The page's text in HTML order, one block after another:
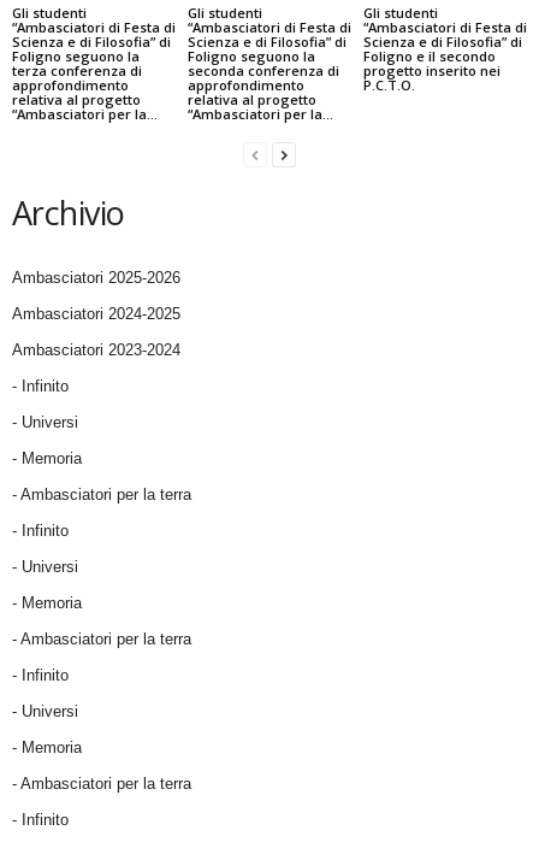
Gli studenti
“Ambasciatori di Festa di
Scienza e di Filosofia” di
Foligno seguono la
terza conferenza di
approfondimento
relativa al progetto
“Ambasciatori per la...
Gli studenti
“Ambasciatori di Festa di
Scienza e di Filosofia” di
Foligno seguono la
seconda conferenza di
approfondimento
relativa al progetto
“Ambasciatori per la...
Gli studenti
“Ambasciatori di Festa di
Scienza e di Filosofia” di
Foligno e il secondo
progetto inserito nei
P.C.T.O.
Archivio
Ambasciatori 2025-2026
Ambasciatori 2024-2025
Ambasciatori 2023-2024
- Infinito
- Universi
- Memoria
- Ambasciatori per la terra
- Infinito
- Universi
- Memoria
- Ambasciatori per la terra
- Infinito
- Universi
- Memoria
- Ambasciatori per la terra
- Infinito